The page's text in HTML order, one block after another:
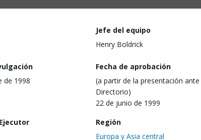
Jefe del equipo
Henry Boldrick
de 1998
Fecha de aprobación
(a partir de la presentación ante
Directorio)
22 de junio de 1999
Región
Europa y Asia central